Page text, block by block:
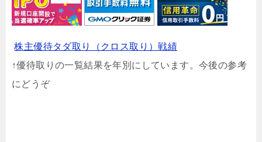
株主優待タダ取り（クロス取り）戦績
↑優待取りの一覧結果を年別にしています。今後の参考
にどうぞ